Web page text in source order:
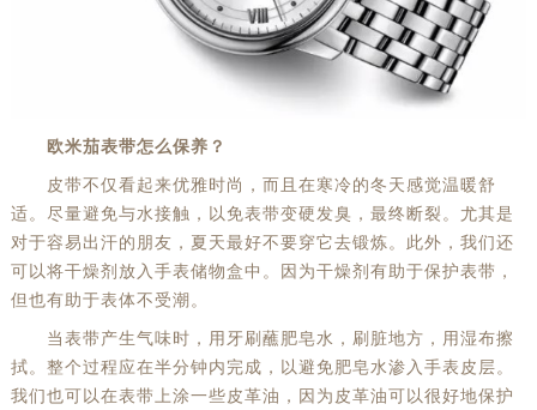
欧米茄表带怎么保养？
皮带不仅看起来优雅时尚，而且在寒冷的冬天感觉温暖舒
适。尽量避免与水接触，以免表带变硬发臭，最终断裂。尤其是
对于容易出汗的朋友，夏天最好不要穿它去锻炼。此外，我们还
可以将干燥剂放入手表储物盒中。因为干燥剂有助于保护表带，
但也有助于表体不受潮。
当表带产生气味时，用牙刷蘸肥皂水，刷脏地方，用湿布擦
拭。整个过程应在半分钟内完成，以避免肥皂水渗入手表皮层。
我们也可以在表带上涂一些皮革油，因为皮革油可以很好地保护